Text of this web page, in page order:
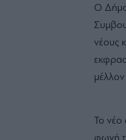
Ο
νέους
Το νέο